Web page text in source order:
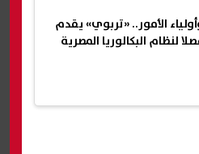
الأمور.. «تربوي» يقدم
لنظام البكالوريا المصرية